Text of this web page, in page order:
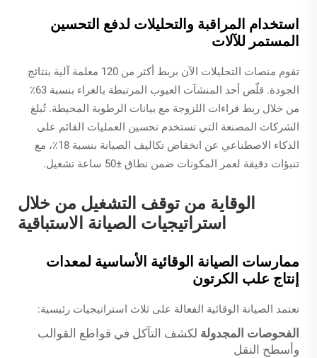
استخدام المراقبة والتحليلات لدفع التحسين
المستمر للآلات
تقوم منصات التحليلات الآن بربط أكثر من 120 معلمة آلية بنتائج
الجودة. قلّص أحد المنشآت العيوب المرتبطة بالغراء بنسبة 63٪
من خلال ربط قراءات اللزوجة مع بيانات الرطوبة المحيطة. تُبلغ
الشركات المصنعة التي تستخدم تحسين العمليات القائم على
الذكاء الاصطناعي عن انخفاض تكاليف الصيانة بنسبة 18٪، مع
تنبؤات دقيقة لعمر المكونات ضمن نطاق ±50 ساعة تشغيل.
الوقاية من توقف التشغيل من خلال
استراتيجيات الصيانة الاستباقية
ممارسات الصيانة الوقائية الأساسية لمعدات
إنتاج علب الكرتون
تعتمد الصيانة الوقائية الفعالة على ثلاث استراتيجيات رئيسية:
الفحوصات المجدولة لكشف التآكل في قواطع القوالب
وأسطح النقل